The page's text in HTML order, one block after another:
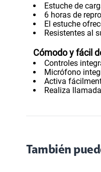
Estuche de
6 horas de
El estuche
Resistentes al
Cómodo y fácil
Controles
Micrófono
Activa
Realiza
También